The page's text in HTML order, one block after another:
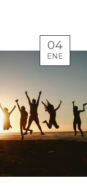
04
ENE